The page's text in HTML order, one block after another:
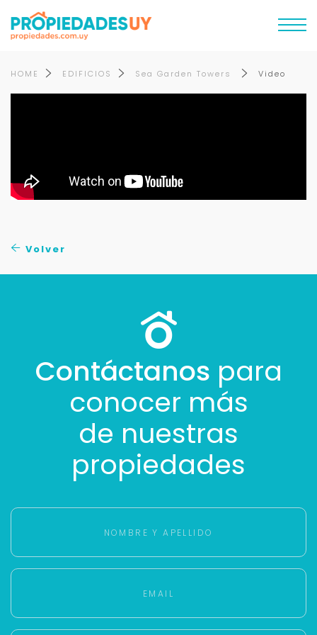
HOME EDIFICIOS Sea Garden Towers Video
Volver
Contáctanos para
conocer más
de nuestras
propiedades